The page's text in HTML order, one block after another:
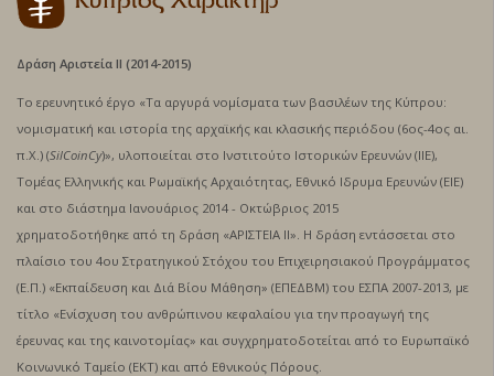
Δράση Αριστεία ΙΙ (2014-2015)
Το ερευνητικό έργο «Τα αργυρά νομίσματα των βασιλέων της Κύπρου:
νομισματική και ιστορία της αρχαϊκής και κλασικής περιόδου (6ος-4ος αι.
π.Χ.) (SilCoinCy)», υλοποιείται στο Ινστιτούτο Ιστορικών Ερευνών (ΙΙΕ),
Τομέας Ελληνικής και Ρωμαϊκής Αρχαιότητας, Εθνικό Ιδρυμα Ερευνών (ΕΙΕ)
και στο διάστημα Ιανουάριος 2014 - Oκτώβριος 2015
χρηματοδοτήθηκε από τη δράση «ΑΡΙΣΤΕΙΑ ΙΙ». Η δράση εντάσσεται στο
πλαίσιο του 4ου Στρατηγικού Στόχου του Επιχειρησιακού Προγράμματος
(Ε.Π.) «Εκπαίδευση και Διά Βίου Μάθηση» (ΕΠΕΔΒΜ) του ΕΣΠΑ 2007-2013, με
τίτλο «Ενίσχυση του ανθρώπινου κεφαλαίου για την προαγωγή της
έρευνας και της καινοτομίας» και συγχρηματοδοτείται από το Ευρωπαϊκό
Κοινωνικό Ταμείο (ΕΚΤ) και από Εθνικούς Πόρους.